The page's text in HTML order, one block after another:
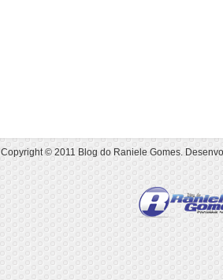
Copyright © 2011Blog do Raniele Gomes.